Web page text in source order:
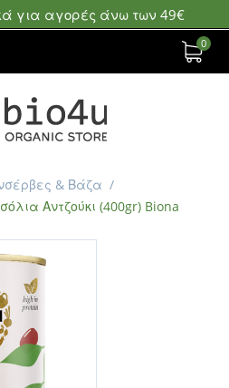
για αγορές άνω των 49€
0
& Βάζα /
Αντζούκι (400gr) Biona